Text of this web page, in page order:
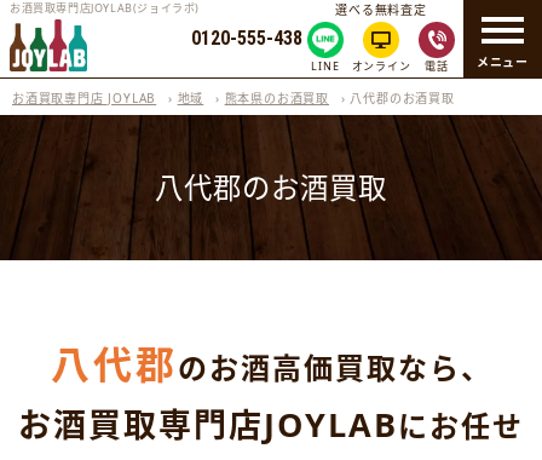
メニュー
お酒買取専門店JOYLAB(ジョイラボ)
0120-555-438
選べる無料査定
LINE オンライン 電話
お酒買取専門店 JOYLAB › 地域 › 熊本県のお酒買取 › 八代郡のお酒買取
八代郡のお酒買取
八代郡のお酒高価買取なら、
お酒買取専門店JOYLABにお任せ